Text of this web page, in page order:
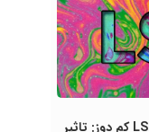
تحقیق جدید درباره LSD کم دوز: تاثیر